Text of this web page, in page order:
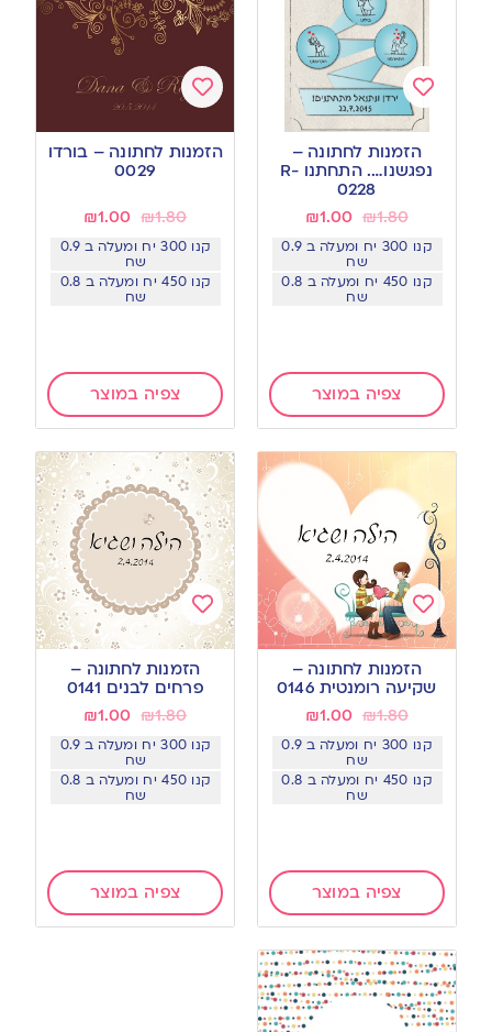
Add
to
wishlist
הזמנות לחתונה –
נפגשנו…. התחתנו R-
0228
₪1.80
₪1.00
קנו 300 יח ומעלה ב 0.9
שח
קנו 450 יח ומעלה ב 0.8
שח
צפיה במוצר
to
wishlist
הזמנות לחתונה – בורדו
0029
₪1.80
₪1.00
קנו 300 יח ומעלה ב 0.9
שח
קנו 450 יח ומעלה ב 0.8
שח
צפיה במוצר
Add
to
wishlist
הזמנות לחתונה –
שקיעה רומנטית 0146
₪1.80
₪1.00
קנו 300 יח ומעלה ב 0.9
שח
קנו 450 יח ומעלה ב 0.8
שח
צפיה במוצר
Add
to
wishlist
הזמנות לחתונה –
פרחים לבנים 0141
₪1.80
₪1.00
קנו 300 יח ומעלה ב 0.9
שח
קנו 450 יח ומעלה ב 0.8
שח
צפיה במוצר